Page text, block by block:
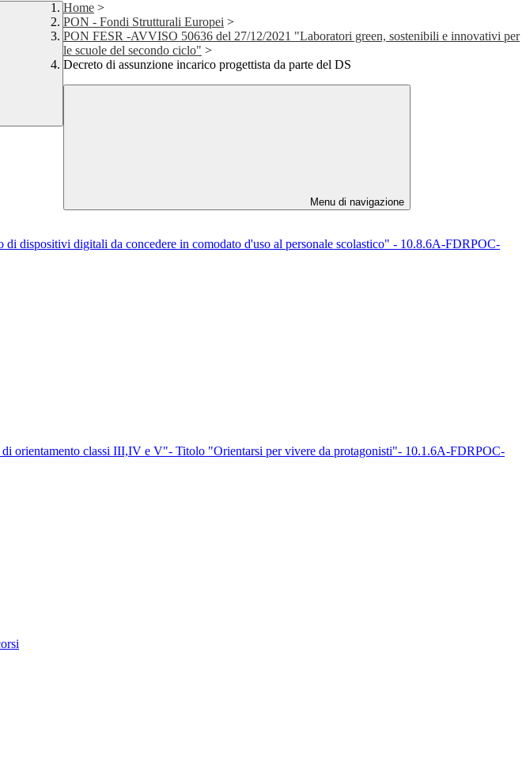
Home >
PON - Fondi Strutturali Europei >
PON FESR -AVVISO 50636 del 27/12/2021 "Laboratori green, sostenibili e innovativi per
le scuole del secondo ciclo" >
Decreto di assunzione incarico progettista da parte del DS
Menu di navigazione
dispositivi digitali da concedere in comodato d'uso al personale scolastico" - 10.8.6A-FDRPOC-
orientamento classi III,IV e V"- Titolo "Orientarsi per vivere da protagonisti"- 10.1.6A-FDRPOC-